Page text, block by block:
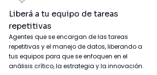
Liberá a tu equipo de tareas
repetitivas
Agentes que se encargan de las tareas
repetitivas y el manejo de datos, liberando a
tus equipos para que se enfoquen en el
análisis crítico, la estrategia y la innovación.